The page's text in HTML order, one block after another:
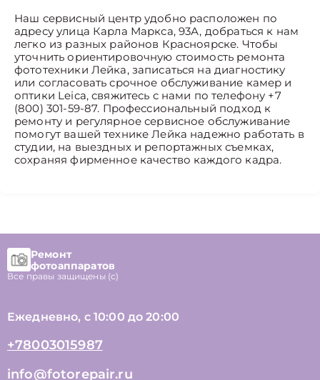
Наш сервисный центр удобно расположен по
адресу улица Карла Маркса, 93А, добраться к нам
легко из разных районов Красноярске. Чтобы
уточнить ориентировочную стоимость ремонта
фототехники Лейка, записаться на диагностику
или согласовать срочное обслуживание камер и
оптики Leica, свяжитесь с нами по телефону +7
(800) 301-59-87. Профессиональный подход к
ремонту и регулярное сервисное обслуживание
помогут вашей технике Лейка надежно работать в
студии, на выездных и репортажных съемках,
сохраняя фирменное качество каждого кадра.
Ремонт
фотоаппаратов
Все правы защищены (с)
Ежедневно, с 10:00 до 20:00
+78003015987
info@fotorepair.ru